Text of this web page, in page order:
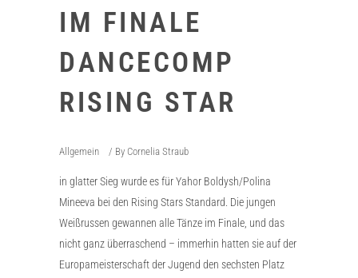
IM FINALE
DANCECOMP
RISING STAR
Allgemein By Cornelia Straub
in glatter Sieg wurde es für Yahor Boldysh/Polina
Mineeva bei den Rising Stars Standard. Die jungen
Weißrussen gewannen alle Tänze im Finale, und das
nicht ganz überraschend – immerhin hatten sie auf der
Europameisterschaft der Jugend den sechsten Platz